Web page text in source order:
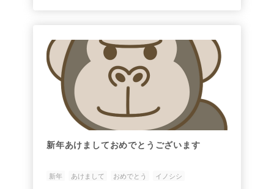
新年あけましておめでとうございます
新年 あけまして おめでとう イノシシ